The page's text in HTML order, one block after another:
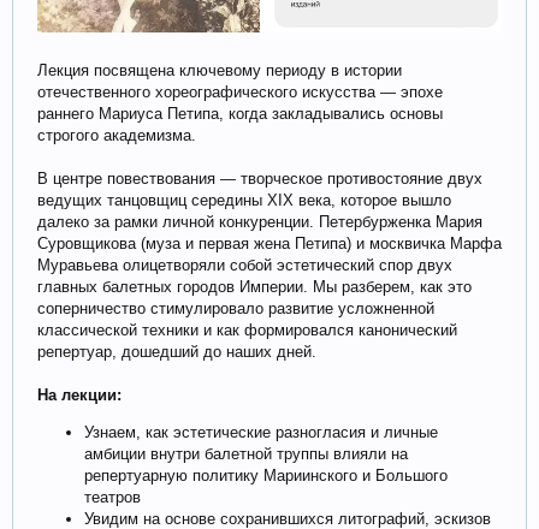
Лекция посвящена ключевому периоду в истории
отечественного хореографического искусства — эпохе
раннего Мариуса Петипа, когда закладывались основы
строгого академизма.
В центре повествования — творческое противостояние двух
ведущих танцовщиц середины XIX века, которое вышло
далеко за рамки личной конкуренции. Петербурженка Мария
Суровщикова (муза и первая жена Петипа) и москвичка Марфа
Муравьева олицетворяли собой эстетический спор двух
главных балетных городов Империи. Мы разберем, как это
соперничество стимулировало развитие усложненной
классической техники и как формировался канонический
репертуар, дошедший до наших дней.
На лекции:
Узнаем, как эстетические разногласия и личные
амбиции внутри балетной труппы влияли на
репертуарную политику Мариинского и Большого
театров
Увидим на основе сохранившихся литографий, эскизов